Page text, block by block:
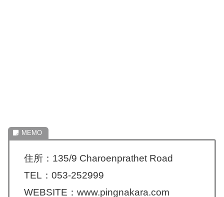
住所：135/9 Charoenprathet Road
TEL：053-252999
WEBSITE：www.pingnakara.com